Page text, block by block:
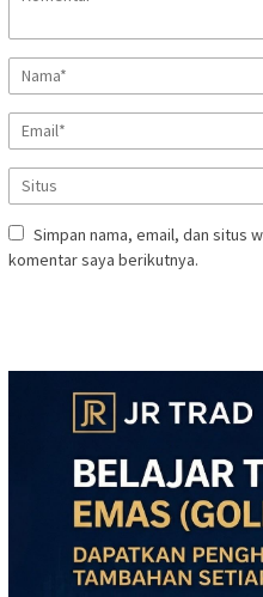
Simpan nama, email, dan situs
komentar saya berikutnya.